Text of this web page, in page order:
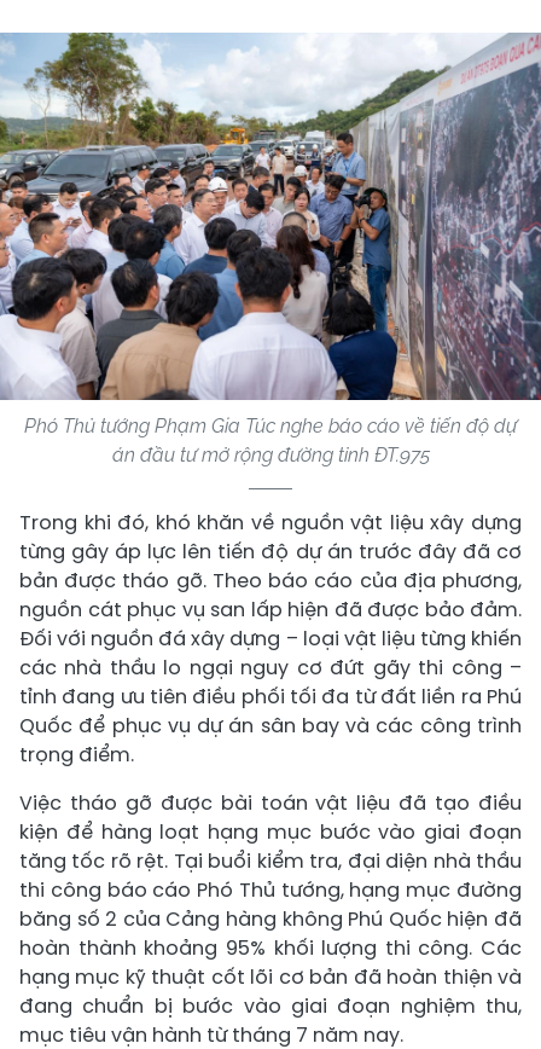
Phó Thủ tướng Phạm Gia Túc nghe báo cáo về tiến độ dự
án đầu tư mở rộng đường tỉnh ĐT.975
Trong khi đó, khó khăn về nguồn vật liệu xây dựng
từng gây áp lực lên tiến độ dự án trước đây đã cơ
bản được tháo gỡ. Theo báo cáo của địa phương,
nguồn cát phục vụ san lấp hiện đã được bảo đảm.
Đối với nguồn đá xây dựng – loại vật liệu từng khiến
các nhà thầu lo ngại nguy cơ đứt gãy thi công –
tỉnh đang ưu tiên điều phối tối đa từ đất liền ra Phú
Quốc để phục vụ dự án sân bay và các công trình
trọng điểm.
Việc tháo gỡ được bài toán vật liệu đã tạo điều
kiện để hàng loạt hạng mục bước vào giai đoạn
tăng tốc rõ rệt. Tại buổi kiểm tra, đại diện nhà thầu
thi công báo cáo Phó Thủ tướng, hạng mục đường
băng số 2 của Cảng hàng không Phú Quốc hiện đã
hoàn thành khoảng 95% khối lượng thi công. Các
hạng mục kỹ thuật cốt lõi cơ bản đã hoàn thiện và
đang chuẩn bị bước vào giai đoạn nghiệm thu,
mục tiêu vận hành từ tháng 7 năm nay.